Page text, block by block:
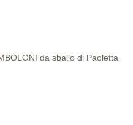
da sballo di Paoletta